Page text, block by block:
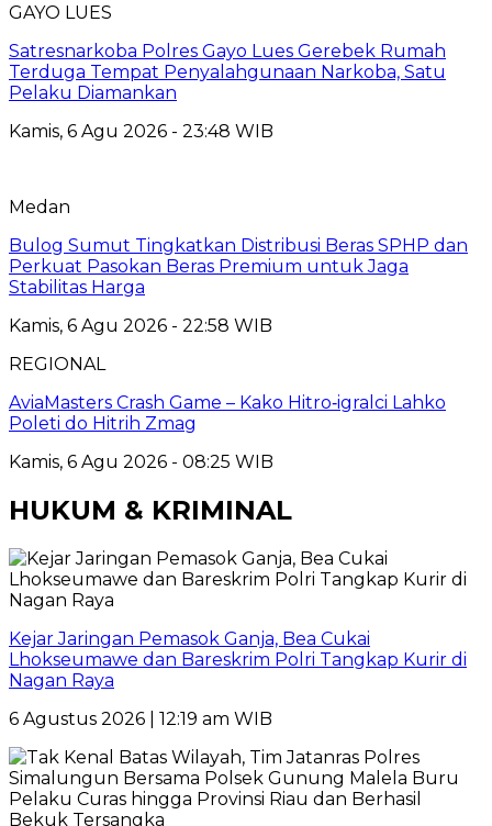
GAYO LUES
Satresnarkoba Polres Gayo Lues Gerebek Rumah
Terduga Tempat Penyalahgunaan Narkoba, Satu
Pelaku Diamankan
Kamis, 6 Agu 2026 - 23:48 WIB
Medan
Bulog Sumut Tingkatkan Distribusi Beras SPHP dan
Perkuat Pasokan Beras Premium untuk Jaga
Stabilitas Harga
Kamis, 6 Agu 2026 - 22:58 WIB
REGIONAL
AviaMasters Crash Game – Kako Hitro‑igralci Lahko
Poleti do Hitrih Zmag
Kamis, 6 Agu 2026 - 08:25 WIB
HUKUM & KRIMINAL
Kejar Jaringan Pemasok Ganja, Bea Cukai
Lhokseumawe dan Bareskrim Polri Tangkap Kurir di
Nagan Raya
6 Agustus 2026 | 12:19 am WIB